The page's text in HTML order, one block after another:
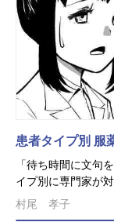
患者タイプ別 服
「待ち時間に文句
イプ別に専門家が
村尾 孝子